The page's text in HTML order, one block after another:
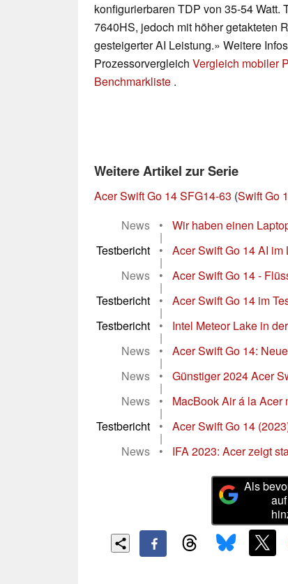
konfigurierbaren TDP von 35-54 Watt.
7640HS, jedoch mit höher getakteten
gesteigerter AI Leistung.» Weitere
Prozessorvergleich Vergleich mobiler
Benchmarkliste .
Weitere Artikel zur Serie
Acer Swift Go 14 SFG14-63 (Swift Go
News
• Wir haben einen
|
Testbericht
• Acer Swift Go 14 AI im
|
News
• Acer Swift Go 14 -
|
Testbericht
• Acer Swift Go 14 im
|
Testbericht
• Intel Meteor Lake in
|
News
• Acer Swift Go 14:
|
News
• Günstiger 2024 Acer
|
News
• MacBook Air á la Acer
|
Testbericht
• Acer Swift Go 14
|
News
• IFA 2023: Acer zeigt
Als